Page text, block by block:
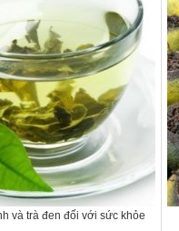
và trà đen đối với sức khỏe